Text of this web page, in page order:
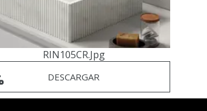
RIN105CR.jpg
DESCARGAR